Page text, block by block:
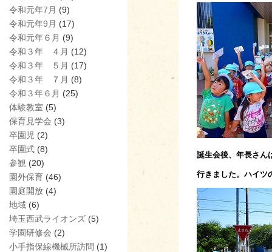
令和元年7月 (9)
令和元年9月 (17)
令和元年６月 (9)
令和３年 ４月 (12)
令和３年 ５月 (17)
令和３年 ７月 (8)
令和３年６月 (25)
体験教室 (5)
保育見学会 (3)
卒園児 (2)
卒園式 (8)
参観 (20)
園外保育 (46)
園庭開放 (4)
地域 (6)
埼玉西武ライオンズ (5)
学園研修会 (2)
小手指保線機械所訪問 (1)
誕生会後、年長さん
行きました。ハイツ